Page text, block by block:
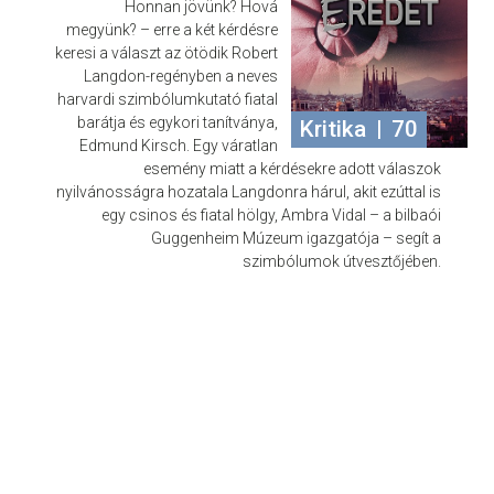
Kritika | 70
Honnan jövünk? Hová
megyünk? – erre a két kérdésre
keresi a választ az ötödik Robert
Langdon-regényben a neves
harvardi szimbólumkutató fiatal
barátja és egykori tanítványa,
Edmund Kirsch. Egy váratlan
esemény miatt a kérdésekre adott válaszok
nyilvánosságra hozatala Langdonra hárul, akit ezúttal is
egy csinos és fiatal hölgy, Ambra Vidal – a bilbaói
Guggenheim Múzeum igazgatója – segít a
szimbólumok útvesztőjében.